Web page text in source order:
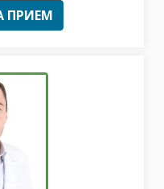
ПРИЕМ